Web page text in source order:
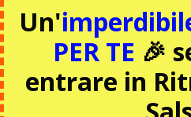
Un'
PER TE 🎉
entrare in